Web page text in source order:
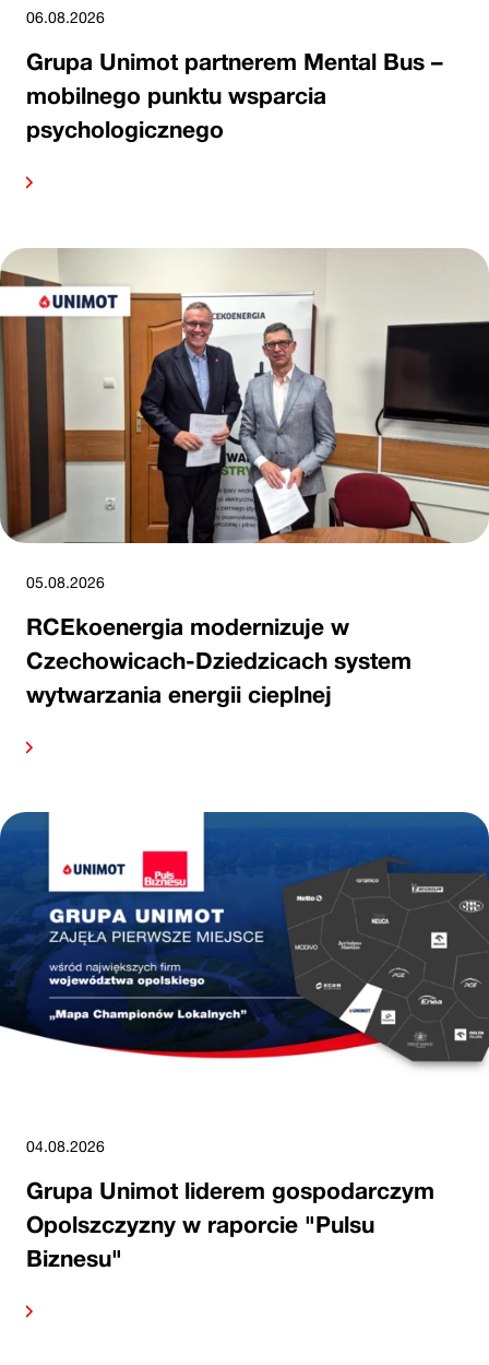
06.08.2026
Grupa Unimot partnerem Mental Bus –
mobilnego punktu wsparcia
psychologicznego
05.08.2026
RCEkoenergia modernizuje w
Czechowicach-Dziedzicach system
wytwarzania energii cieplnej
04.08.2026
Grupa Unimot liderem gospodarczym
Opolszczyzny w raporcie "Pulsu
Biznesu"